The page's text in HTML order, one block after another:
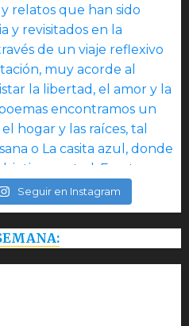
Seguir en Instagram